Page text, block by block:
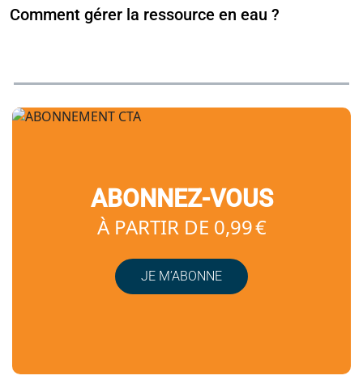
Comment gérer la ressource en eau ?
ABONNEZ-VOUS
À PARTIR DE 0,99 €
JE M’ABONNE